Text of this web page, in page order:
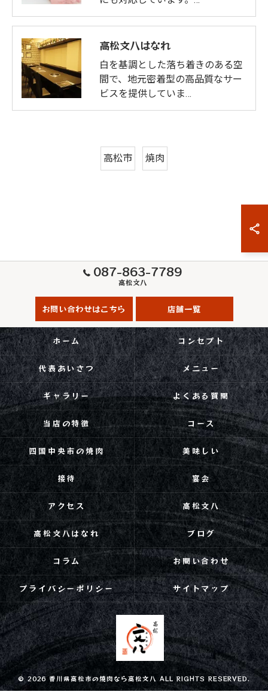
高松文八はなれ
白を基調とした落ち着きのある空
間で、地元密着型の高品質なサー
ビスを提供していま…
高松市 焼肉
087-863-7789
高松文八
お問い合わせはこちら 店舗一覧
ホーム コンセプト
代表あいさつ メニュー
ギャラリー よくある質問
当店の特徴 コース
四国中央市の焼肉 美味しい
接待 宴会
アクセス 高松文八
高松文八はなれ ブログ
コラム お問い合わせ
プライバシーポリシー サイトマップ
© 2026 香川県高松市の焼肉なら高松文八 ALL RIGHTS RESERVED.